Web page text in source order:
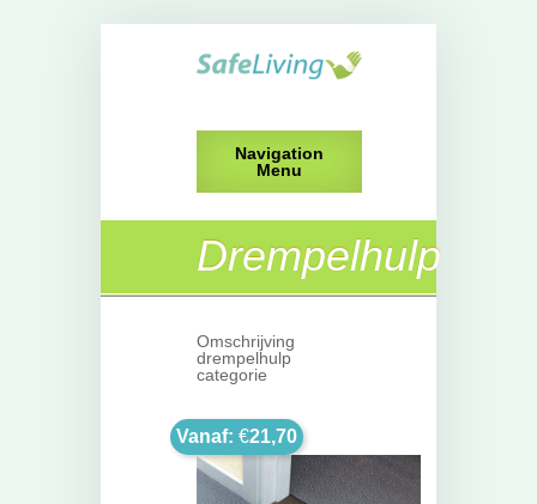
Navigation
Menu
Drempelhulp
Omschrijving
drempelhulp
categorie
Vanaf: €21,70